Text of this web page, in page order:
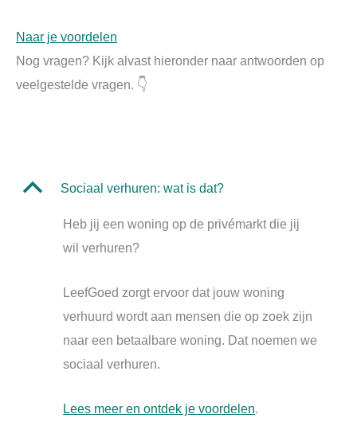
Naar je voordelen
Nog vragen? Kijk alvast hieronder naar antwoorden op
veelgestelde vragen. 👇
B Sociaal verhuren: wat is dat?
Heb jij een woning op de privémarkt die jij
wil verhuren?
LeefGoed zorgt ervoor dat jouw woning
verhuurd wordt aan mensen die op zoek zijn
naar een betaalbare woning. Dat noemen we
sociaal verhuren.
Lees meer en ontdek je voordelen.